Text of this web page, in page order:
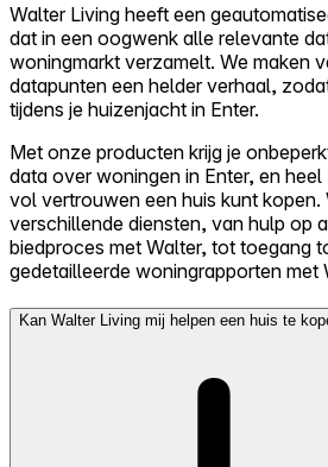
Walter Living heeft een
dat in een oogwenk alle relevante
woningmarkt verzamelt. We maken
datapunten een helder verhaal,
tijdens je huizenjacht in Enter.
Met onze producten krijg je
data over woningen in Enter, en
vol vertrouwen een huis kunt kopen.
verschillende diensten, van hulp op
biedproces met Walter, tot toegang
gedetailleerde woningrapporten met
Kan Walter Living mij helpen een huis te